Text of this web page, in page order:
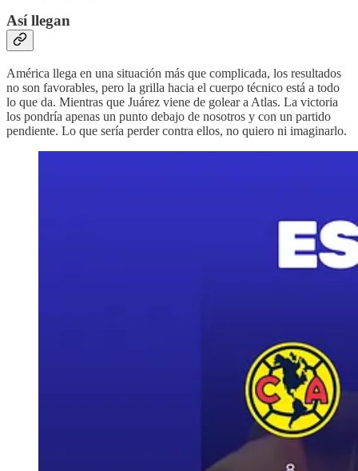
Así llegan
América llega en una situación más que complicada, los resultados
no son favorables, pero la grilla hacia el cuerpo técnico está a todo
lo que da. Mientras que Juárez viene de golear a Atlas. La victoria
los pondría apenas un punto debajo de nosotros y con un partido
pendiente. Lo que sería perder contra ellos, no quiero ni imaginarlo.